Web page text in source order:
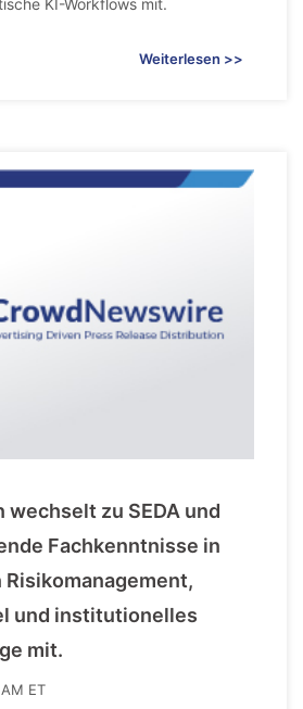
KI-Workflows mit.
Weiterlesen >>
wechselt zu SEDA und
Fachkenntnisse in
und institutionelles
mit.
ET